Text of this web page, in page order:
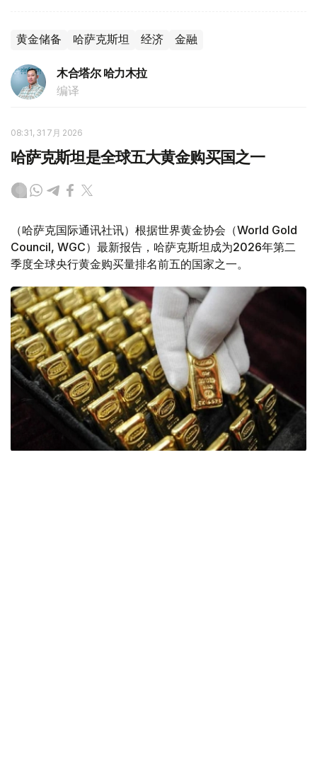
黄金储备 哈萨克斯坦 经济 金融
木合塔尔 哈力木拉
编译
08:31, 31 7月 2026
哈萨克斯坦是全球五大黄金购买国之一
（哈萨克国际通讯社讯）根据世界黄金协会（World Gold
Council, WGC）最新报告，哈萨克斯坦成为2026年第二
季度全球央行黄金购买量排名前五的国家之一。